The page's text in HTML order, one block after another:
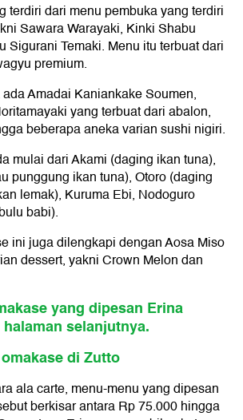
terdiri dari menu pembuka yang terdiri
Sawara Warayaki, Kinki Shabu
Sigurani Temaki. Menu itu terbuat dari
premium.
Amadai Kaniankake Soumen,
yang terbuat dari abalon,
beberapa aneka varian sushi nigiri.
mulai dari Akami (daging ikan tuna),
punggung ikan tuna), Otoro (daging
lemak), Kuruma Ebi, Nodoguro
babi).
ini juga dilengkapi dengan Aosa Miso
dessert, yakni Crown Melon dan
yang dipesan Erina
selanjutnya.
di Zutto
ala carte, menu-menu yang dipesan
berkisar antara Rp 75.000 hingga